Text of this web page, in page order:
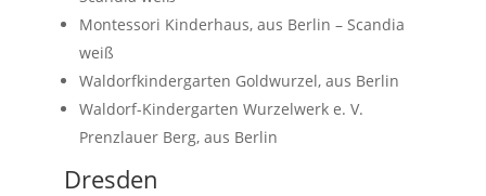
Montessori Kinderhaus, aus Berlin – Scandia
weiß
Waldorfkindergarten Goldwurzel, aus Berlin
Waldorf-Kindergarten Wurzelwerk e. V.
Prenzlauer Berg, aus Berlin
Dresden